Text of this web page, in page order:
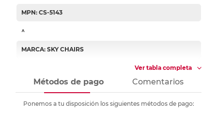
MPN: CS-5143
^
MARCA: SKY CHAIRS
Ver tabla completa
Métodos de pago Comentarios
Ponemos a tu disposición los siguientes métodos de pago: